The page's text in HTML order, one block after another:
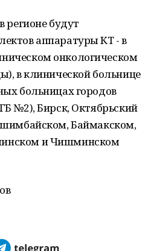
регионе будут
аппаратуры КТ - в
онкологическом
в клинической больнице
больницах городов
№2), Бирск, Октябрьский
Баймакском,
и Чишминском